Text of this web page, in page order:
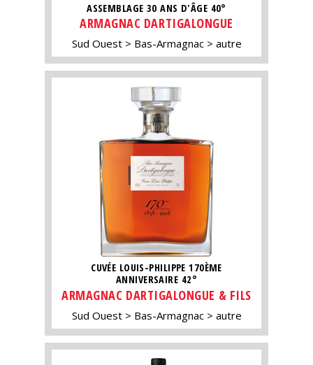
ASSEMBLAGE 30 ANS D'ÂGE 40°
ARMAGNAC DARTIGALONGUE
Sud Ouest Bas-Armagnac autre
CUVÉE LOUIS-PHILIPPE 170ÈME
ANNIVERSAIRE 42°
ARMAGNAC DARTIGALONGUE & FILS
Sud Ouest Bas-Armagnac autre